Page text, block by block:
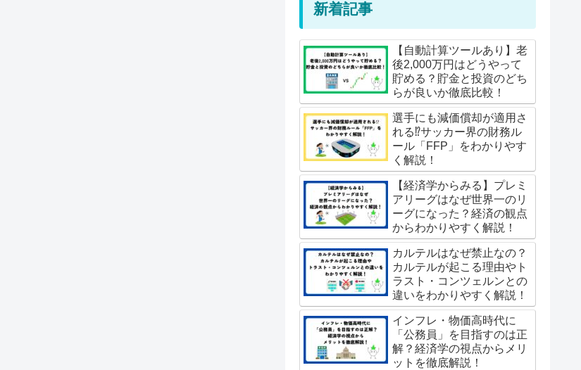
新着記事
【自動計算ツールあり】老
後2,000万円はどうやって
貯める？貯金と投資のどち
らが良いか徹底比較！
選手にも減価償却が適用さ
れる⁉︎サッカー界の財務ル
ール「FFP」をわかりやす
く解説！
【経済学からみる】プレミ
アリーグはなぜ世界一のリ
ーグになった？経済の観点
からわかりやすく解説！
カルテルはなぜ禁止なの？
カルテルが起こる理由やト
ラスト・コンツェルンとの
違いをわかりやすく解説！
インフレ・物価高時代に
「公務員」を目指すのは正
解？経済学の視点からメリ
ットを徹底解説！